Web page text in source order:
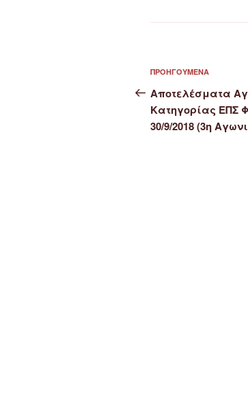
Πλοήγηση
άρθρων
Προηγούμενο
άρθρο
ΠΡΟΗΓΟΎΜΕΝΑ
Αποτελέσματα
Κατηγορίας ΕΠΣ
30/9/2018 (3η